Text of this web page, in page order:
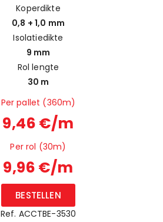
Koperdikte
0,8 + 1,0 mm
Isolatiedikte
9 mm
Rol lengte
30 m
Per pallet (360m)
9,46 €/m
Per rol (30m)
9,96 €/m
BESTELLEN
Ref. ACCTBE-3530